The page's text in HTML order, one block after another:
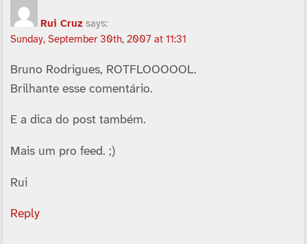
Rui Cruz says:
Sunday, September 30th, 2007 at 11:31
Bruno Rodrigues, ROTFLOOOOOL.
Brilhante esse comentário.
E a dica do post também.
Mais um pro feed. ;)
Rui
Reply